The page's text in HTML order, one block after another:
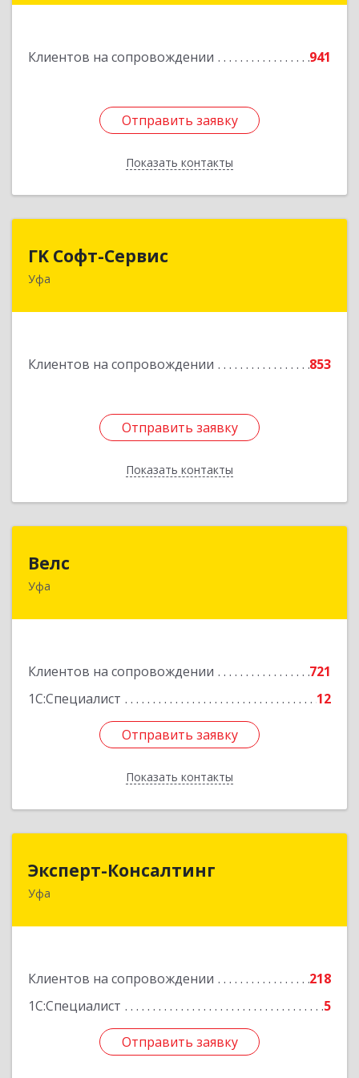
Клиентов на сопровождении 941
Отправить заявку
Показать контакты
Отправить заявку
Назад
ГK Софт-Сервис
Уфа
Клиентов на сопровождении 853
Отправить заявку
Показать контакты
450022, Башкортостан Респ, Уфа г, Менделеева
Отправить заявку
Назад
Велс
Уфа
Клиентов на сопровождении
721
1С:Специалист
12
Отправить заявку
Показать контакты
450071, Башкортостан Респ, Уфа г, 50 лет СССР
Отправить заявку
Назад
Эксперт-Консалтинг
Уфа
Клиентов на сопровождении
218
1С:Специалист
5
Отправить заявку
450059, Башкортостан Респ, Уфимский р-н, Уфа
Отправить заявку